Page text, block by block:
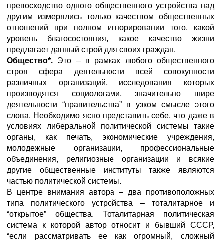
превосходство одного общественного устройства над
другим измерялись только качеством общественных
отношений при полном игнорировании того, какой
уровень благосостояния, какое качество жизни
предлагает данный строй для своих граждан.
Общество*. Это – в рамках любого общественного
строя сфера деятельности всей совокупности
различных организаций, исследования которых
производятся социологами, значительно шире
деятельности “правительства” в узком смысле этого
слова. Необходимо ясно представить себе, что даже в
условиях либеральной политической системы такие
органы, как печать, экономические учреждения,
молодежные организации, профессиональные
объединения, религиозные организации и всякие
другие общественные институты также являются
частью политической системы.
В центре внимания автора – два противоположных
типа политического устройства – тоталитарное и
“открытое” общества. Тоталитарная политическая
система к которой автор относит и бывший СССР,
“если рассматривать ее какогромный, сложный